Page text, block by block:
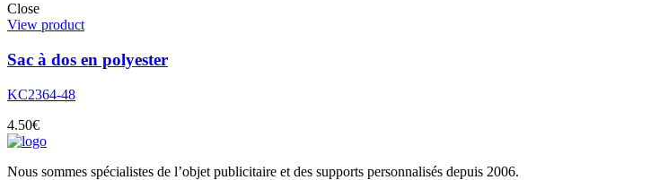
Close
View product
Sac à dos en polyester
KC2364-48
4.50€
Nous sommes spécialistes de l’objet publicitaire et des supports personnalisés depuis 2006.